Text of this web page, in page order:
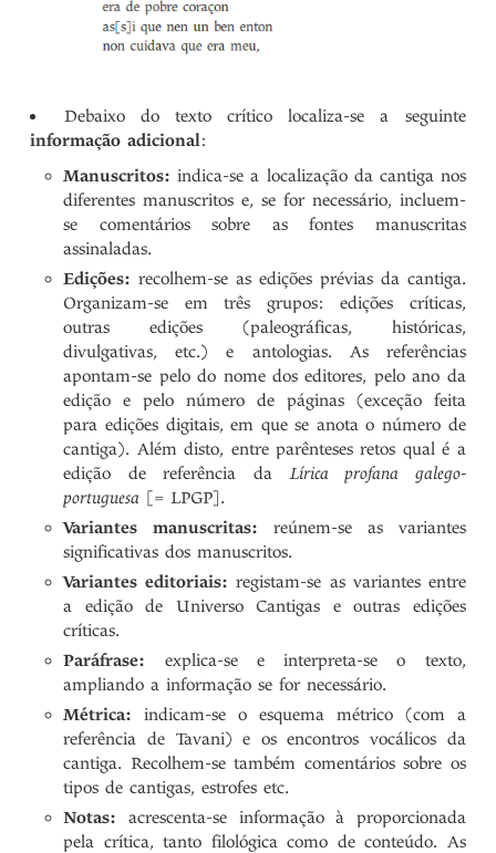
Debaixo do texto crítico localiza-se a seguinte
informação adicional:
Manuscritos:indica-se a localização da cantiga nos
diferentes manuscritos e, se for necessário, incluem-
se comentários sobre as fontes manuscritas
assinaladas.
Edições:recolhem-se as edições prévias da cantiga.
Organizam-se em três grupos: edições críticas,
outras edições (paleográficas, históricas,
divulgativas, etc.) e antologias. As referências
apontam-se pelo do nome dos editores, pelo ano da
edição e pelo número de páginas (exceção feita
para edições digitais, em que se anota o número de
cantiga). Além disto, entre parênteses retos qual é a
edição de referência daLírica profana galego-
portuguesa [= LPGP].
Variantes manuscritas: reúnem-se as variantes
significativas dos manuscritos.
Variantes editoriais:registam-se as variantes entre
a edição de Universo Cantigas e outras edições
críticas.
Paráfrase: explica-se e interpreta-se o texto,
ampliando a informação se for necessário.
Métrica:indicam-se o esquema métrico (com a
referência de Tavani) e os encontros vocálicos da
cantiga. Recolhem-se também comentários sobre os
tipos de cantigas, estrofes etc.
Notas: acrescenta-se informação à proporcionada
pela crítica, tanto filológica como de conteúdo. As